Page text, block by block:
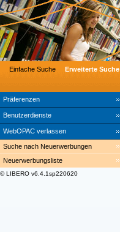
Präferenzen
Benutzerdienste
WebOPAC verlassen
Einfache Suche Erweiterte Suche
Suche nach Neuerwerbungen
Neuerwerbungsliste
© LIBERO v6.4.1sp220620